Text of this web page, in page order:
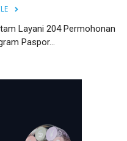
Layani 204 Permohonan
Paspor...